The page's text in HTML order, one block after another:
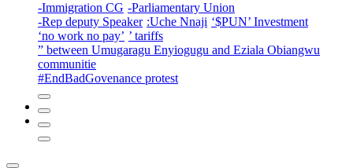
-Immigration CG -Parliamentary Union
-Rep deputy Speaker :Uche Nnaji ‘$PUN’ Investment
‘no work no pay’ ’ tariffs
” between Umugaragu Enyiogugu and Eziala Obiangwu
communitie
#EndBadGovenance protest